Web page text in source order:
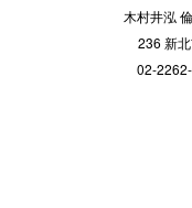
木村井泓
236 新
02-